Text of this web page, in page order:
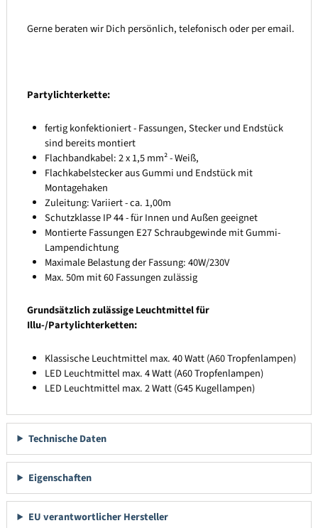
Gerne beraten wir Dich persönlich, telefonisch oder per email.
Partylichterkette:
fertig konfektioniert - Fassungen, Stecker und Endstück
sind bereits montiert
Flachbandkabel: 2 x 1,5 mm² - Weiß,
Flachkabelstecker aus Gummi und Endstück mit
Montagehaken
Zuleitung: Variiert - ca. 1,00m
Schutzklasse IP 44 - für Innen und Außen geeignet
Montierte Fassungen E27 Schraubgewinde mit Gummi-
Lampendichtung
Maximale Belastung der Fassung: 40W/230V
Max. 50m mit 60 Fassungen zulässig
Grundsätzlich zulässige Leuchtmittel für
Illu-/Partylichterketten:
Klassische Leuchtmittel max. 40 Watt (A60 Tropfenlampen)
LED Leuchtmittel max. 4 Watt (A60 Tropfenlampen)
LED Leuchtmittel max. 2 Watt (G45 Kugellampen)
Technische Daten
Eigenschaften
EU verantwortlicher Hersteller